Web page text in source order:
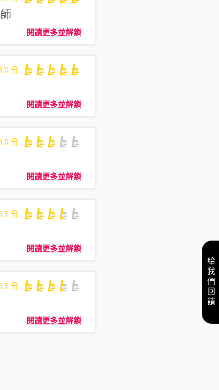
閱讀更多並解鎖
分
閱讀更多並解鎖
分
閱讀更多並解鎖
分
閱讀更多並解鎖
分
閱讀更多並解鎖
給我們回饋